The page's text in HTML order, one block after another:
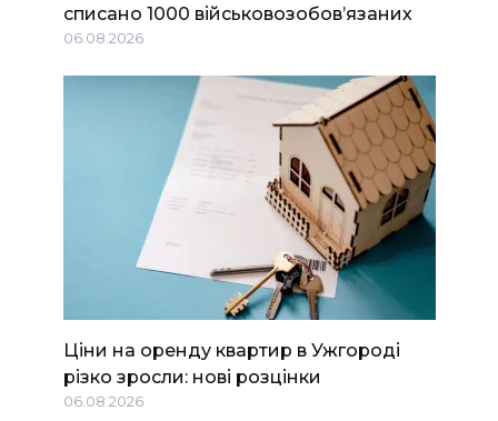
списано 1000 військовозобов’язаних
06.08.2026
Ціни на оренду квартир в Ужгороді
різко зросли: нові розцінки
06.08.2026